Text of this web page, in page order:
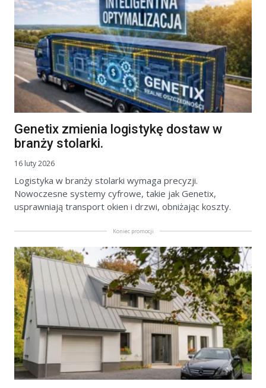
Genetix zmienia logistykę dostaw w
branży stolarki.
16 luty 2026
Logistyka w branży stolarki wymaga precyzji.
Nowoczesne systemy cyfrowe, takie jak Genetix,
usprawniają transport okien i drzwi, obniżając koszty.
Koniec promocji